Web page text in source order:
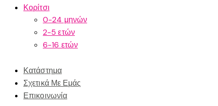
Κορίτσι
0-24 μηνών
2-5 ετών
6-16 ετών
Κατάστημα
Σχετικά Με Εμάς
Επικοινωνία